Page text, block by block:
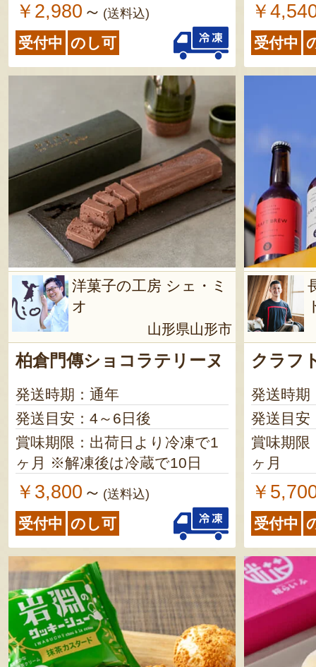
￥2,980 ～ (送料込)
受付中 のし可
￥
受付中
洋菓子の工房 シェ・ミ
オ
山形県山形市
柏倉門傳ショコラテリーヌ
発送時期：通年
発送目安：4～6日後
賞味期限：出荷日より冷凍で1
ヶ月 ※解凍後は冷蔵で10日
￥3,800 ～ (送料込)
受付中 のし可
クラフ
発送時期
発送目安
賞味期限
ヶ月
￥
受付中